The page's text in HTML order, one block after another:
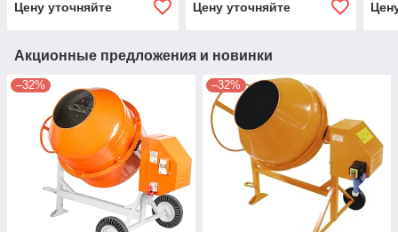
Цену уточняйте Цену уточняйте
Акционные предложения и новинки
–32% –32%